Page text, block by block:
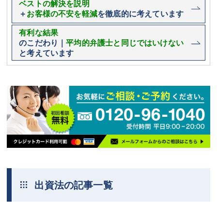
ベストの解決を説明
＋お客様の不安を軽減を徹底的に考えています
有利な結果
のこだわり｜平均的弁護士と同じではいけない
と考えています
出資法の記事一覧